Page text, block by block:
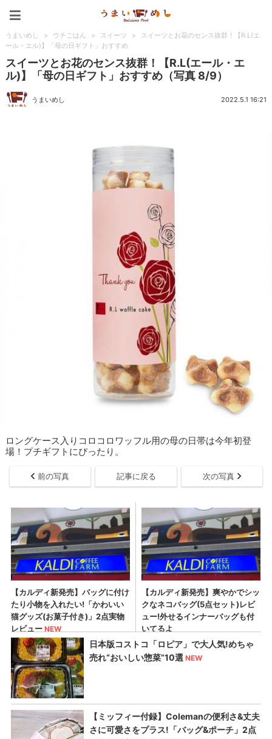
うまいめし > ウチごはん > スイーツ >
スイーツとお花のセンス抜群！【R.L(エ
ール・エル)】「母の日ギフト」おすすめ
スイーツとお花のセンス抜群！【R.L(エール・エ
ル)】「母の日ギフト」おすすめ（写真 8/9）
うまいめし 2022.5.1 16:21
ロングケース入りコロコロワッフル用の母の日帯は今年初登
場！プチギフトにぴったり。
前の写真 記事に戻る 次の写真